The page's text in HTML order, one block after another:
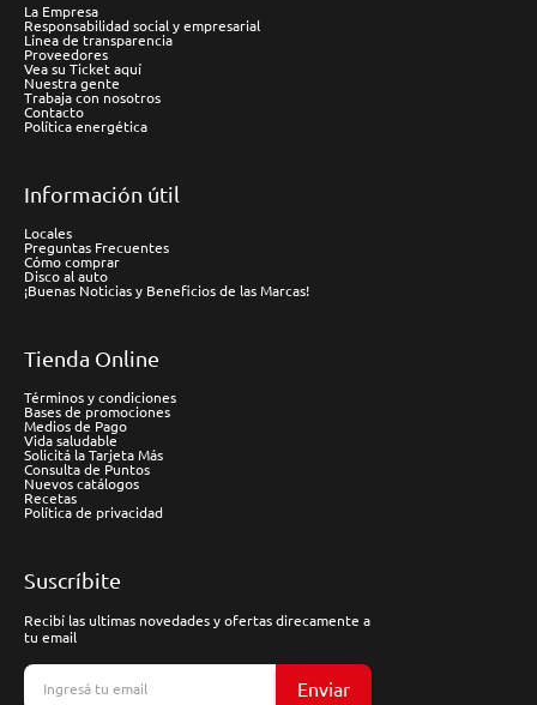
La Empresa
Responsabilidad social y empresarial
Línea de transparencia
Proveedores
Vea su Ticket aquí
Nuestra gente
Trabaja con nosotros
Contacto
Política energética
Información útil
Locales
Preguntas Frecuentes
Cómo comprar
Disco al auto
¡Buenas Noticias y Beneficios de las Marcas!
Tienda Online
Términos y condiciones
Bases de promociones
Medios de Pago
Vida saludable
Solicitá la Tarjeta Más
Consulta de Puntos
Nuevos catálogos
Recetas
Política de privacidad
Suscríbite
Recibí las ultimas novedades y ofertas direcamente a
tu email
Enviar